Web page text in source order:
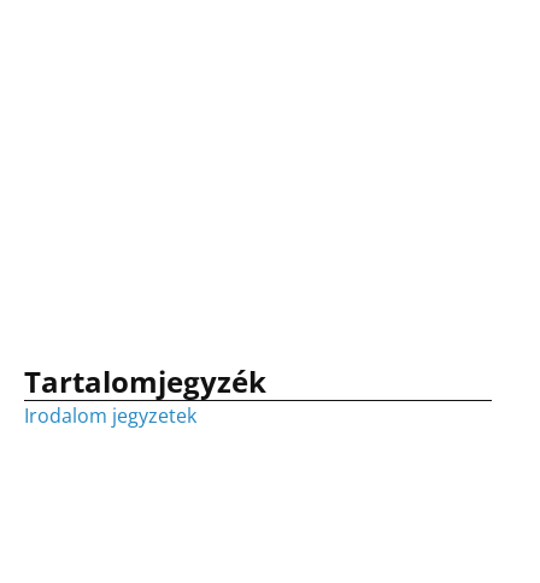
Tartalomjegyzék
Irodalom jegyzetek